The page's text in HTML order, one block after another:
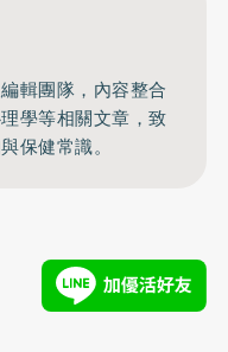
輯團隊，內容整合
學等相關文章，致
保健常識。